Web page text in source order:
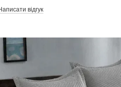
відгук